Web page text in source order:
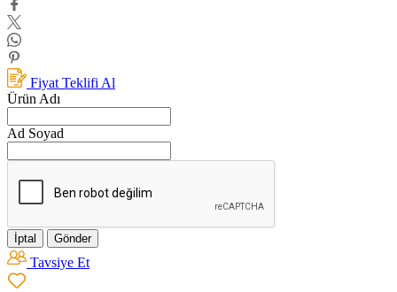
Fiyat Teklifi Al
Ürün Adı
Ad Soyad
İptal Gönder
Tavsiye Et